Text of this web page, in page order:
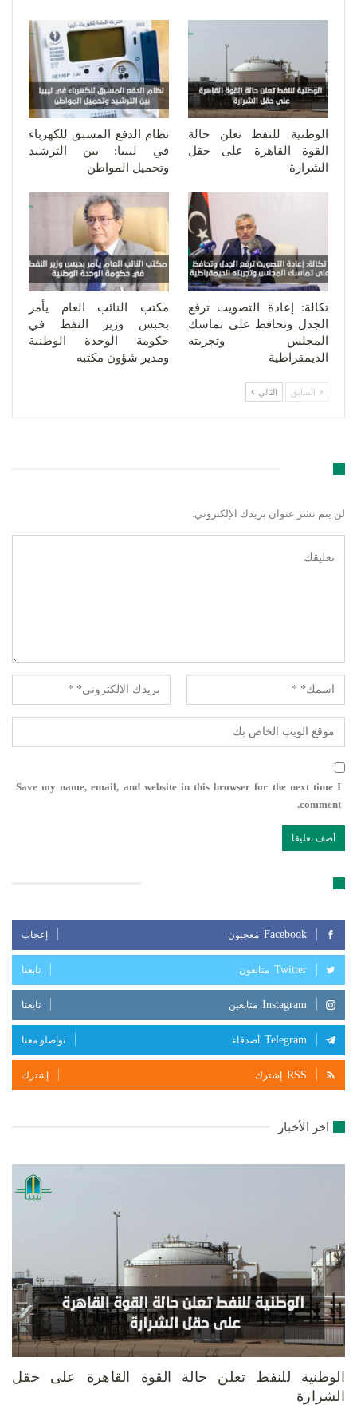
الوطنية للنفط تعلن حالة
القوة القاهرة على حقل
الشرارة
نظام الدفع المسبق للكهرباء
في ليبيا: بين الترشيد
وتحميل المواطن
تكالة: إعادة التصويت ترفع
الجدل وتحافظ على تماسك
المجلس وتجربته
الديمقراطية
مكتب النائب العام يأمر
بحبس وزير النفط في
حكومة الوحدة الوطنية
ومدير شؤون مكتبه
السابق التالي
لن يتم نشر عنوان بريدك الإلكتروني.
Save my name, email, and website in this browser for the next time I
comment.
Facebook معجبون إعجاب
Twitter متابعون تابعنا
Instagram متابعين تابعنا
Telegram أصدقاء تواصلو معنا
RSS إشترك إشترك
اخر الأخبار
الوطنية للنفط تعلن حالة القوة القاهرة على حقل
الشرارة